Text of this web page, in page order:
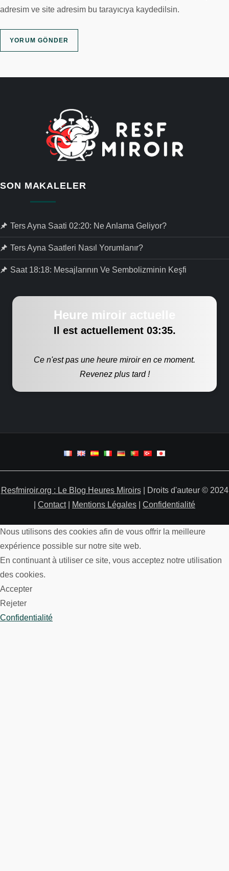
adresim ve site adresim bu tarayıcıya kaydedilsin.
SON MAKALELER
Ters Ayna Saati 02:20: Ne Anlama Geliyor?
Ters Ayna Saatleri Nasıl Yorumlanır?
Saat 18:18: Mesajlarının Ve Sembolizminin Keşfi
Heure miroir actuelle
Il est actuellement 03:35.
Ce n'est pas une heure miroir en ce moment.
Revenez plus tard !
Resfmiroir.org : Le Blog Heures Miroirs| Droits d'auteur © 2024
Contact| Mentions Légales Confidentialité
Nous utilisons des cookies afin de vous offrir la meilleure
expérience possible sur notre site web.
En continuant à utiliser ce site, vous acceptez notre utilisation
des cookies.
Accepter
Rejeter
Confidentialité